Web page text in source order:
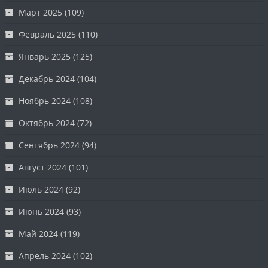
Март 2025 (109)
Февраль 2025 (110)
Январь 2025 (125)
Декабрь 2024 (104)
Ноябрь 2024 (108)
Октябрь 2024 (72)
Сентябрь 2024 (94)
Август 2024 (101)
Июль 2024 (92)
Июнь 2024 (93)
Май 2024 (119)
Апрель 2024 (102)